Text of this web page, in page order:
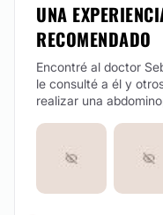
UNA
RECOMENDADO
Encontré al doctor
le consulté a él y
realizar una